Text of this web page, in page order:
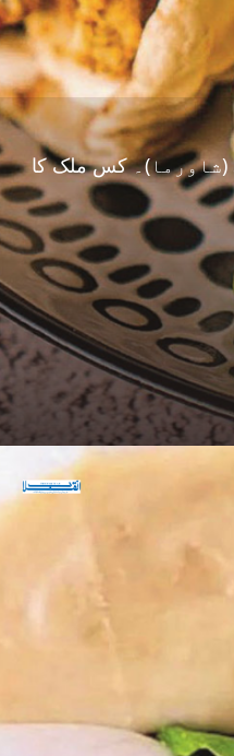
Shawarma ،Sha-Vuh-Muh (شاورما)۔ کس ملک کا